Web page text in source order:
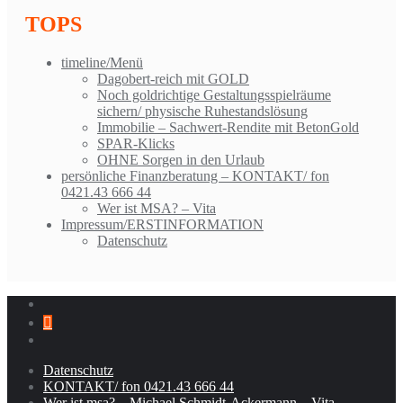
TOPS
timeline/Menü
Dagobert-reich mit GOLD
Noch goldrichtige Gestaltungsspielräume
sichern/ physische Ruhestandslösung
Immobilie – Sachwert-Rendite mit BetonGold
SPAR-Klicks
OHNE Sorgen in den Urlaub
persönliche Finanzberatung – KONTAKT/ fon
0421.43 666 44
Wer ist MSA? – Vita
Impressum/ERSTINFORMATION
Datenschutz
Datenschutz
KONTAKT/ fon 0421.43 666 44